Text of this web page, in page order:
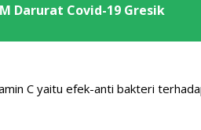
Darurat Covid-19 Gresik
C yaitu efek-anti bakteri